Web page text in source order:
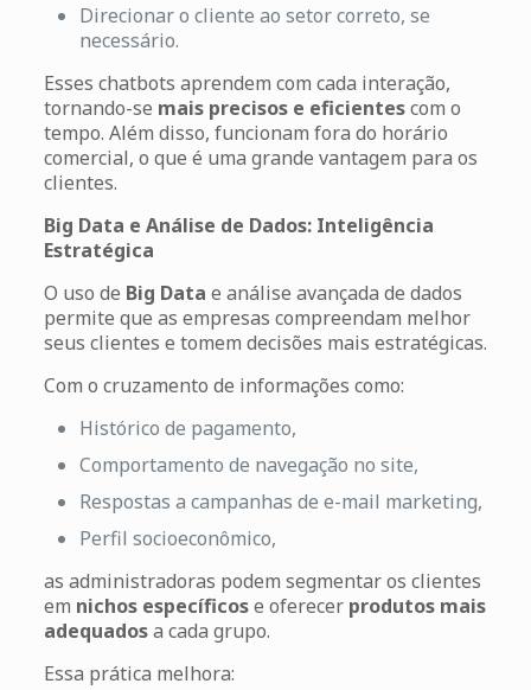
Direcionar o cliente ao setor correto, se
necessário.
Esses chatbots aprendem com cada interação,
tornando-se mais precisos e eficientescom o
tempo. Além disso, funcionam fora do horário
comercial, o que é uma grande vantagem para os
clientes.
Big Data e Análise de Dados: Inteligência
Estratégica
O uso de Big Data e análise avançada de dados
permite que as empresas compreendam melhor
seus clientes e tomem decisões mais estratégicas.
Com o cruzamento de informações como:
Histórico de pagamento,
Comportamento de navegação no site,
Respostas a campanhas de e-mail marketing,
Perfil socioeconômico,
as administradoras podem segmentar os clientes
em nichos específicose oferecer produtos mais
adequadosa cada grupo.
Essa prática melhora: